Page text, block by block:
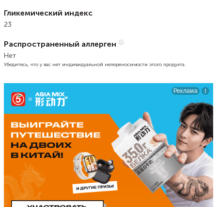
Гликемический индекс
23
Распространенный аллерген
Нет
Убедитесь, что у вас нет индивидуальной непереносимости этого продукта.